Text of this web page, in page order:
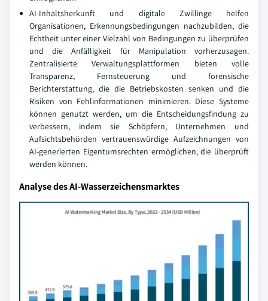
AI-Inhaltsherkunft und digitale Zwillinge helfen
Organisationen, Erkennungsbedingungen nachzubilden, die
Echtheit unter einer Vielzahl von Bedingungen zu überprüfen
und die Anfälligkeit für Manipulation vorherzusagen.
Zentralisierte Verwaltungsplattformen bieten volle
Transparenz, Fernsteuerung und forensische
Berichterstattung, die die Betriebskosten senken und die
Risiken von Fehlinformationen minimieren. Diese Systeme
können genutzt werden, um die Entscheidungsfindung zu
verbessern, indem sie Schöpfern, Unternehmen und
Aufsichtsbehörden vertrauenswürdige Aufzeichnungen von
AI-generierten Eigentumsrechten ermöglichen, die überprüft
werden können.
Analyse des AI-Wasserzeichensmarktes